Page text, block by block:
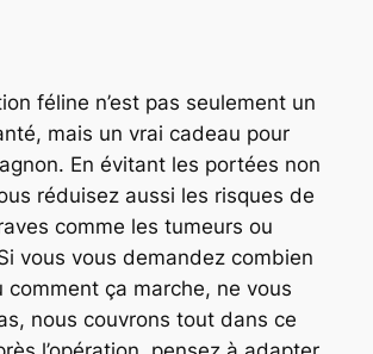
féline n’est pas seulement un
mais un vrai cadeau pour
En évitant les portées non
réduisez aussi les risques de
comme les tumeurs ou
vous vous demandez combien
comment ça marche, ne vous
nous couvrons tout dans ce